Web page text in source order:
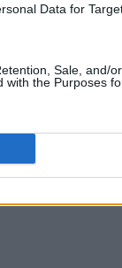
Data for
Sale, and/
with the Purposes